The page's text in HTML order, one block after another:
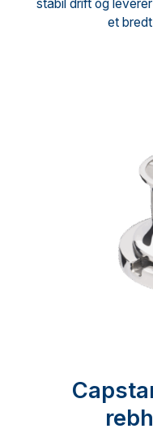
stabil drift og
et